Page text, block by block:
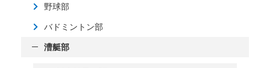
野球部
バドミントン部
漕艇部